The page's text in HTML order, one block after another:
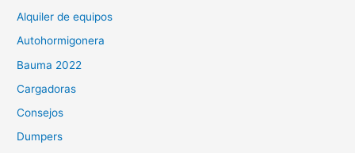
Alquiler de equipos
Autohormigonera
Bauma 2022
Cargadoras
Consejos
Dumpers